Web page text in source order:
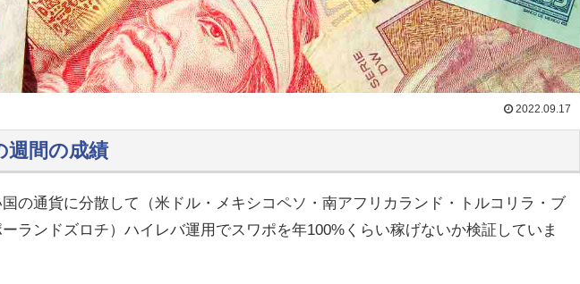
2022.09.17
週間の成績
の通貨に分散して（米ドル・メキシコペソ・南アフリカランド・トルコリラ・ブ
ランドズロチ）ハイレバ運用でスワポを年100%くらい稼げないか検証していま